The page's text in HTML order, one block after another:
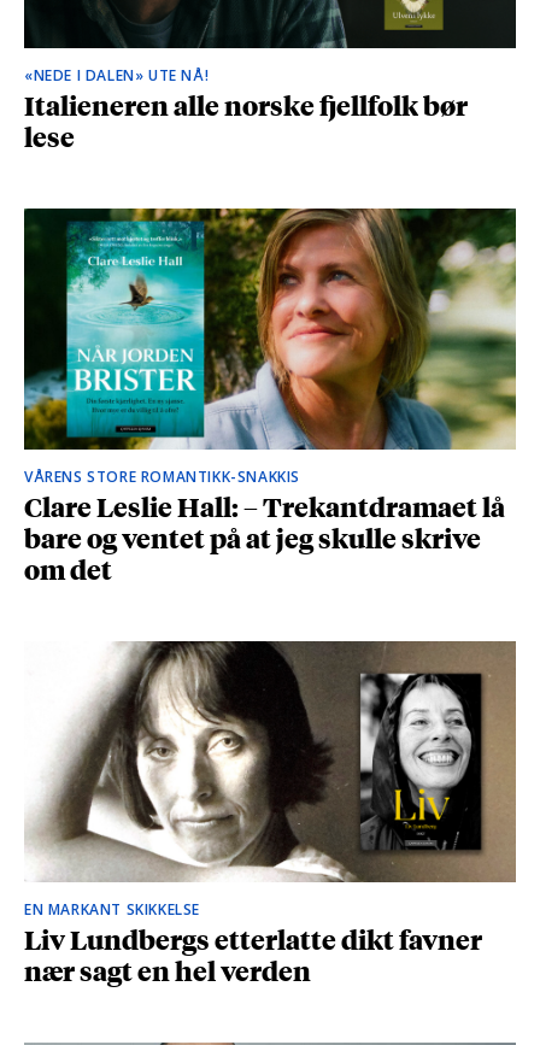
«NEDE I DALEN» UTE NÅ!
Italieneren alle norske fjellfolk bør
lese
VÅRENS STORE ROMANTIKK-SNAKKIS
Clare Leslie Hall: – Trekantdramaet lå
bare og ventet på at jeg skulle skrive
om det
EN MARKANT SKIKKELSE
Liv Lundbergs etterlatte dikt favner
nær sagt en hel verden